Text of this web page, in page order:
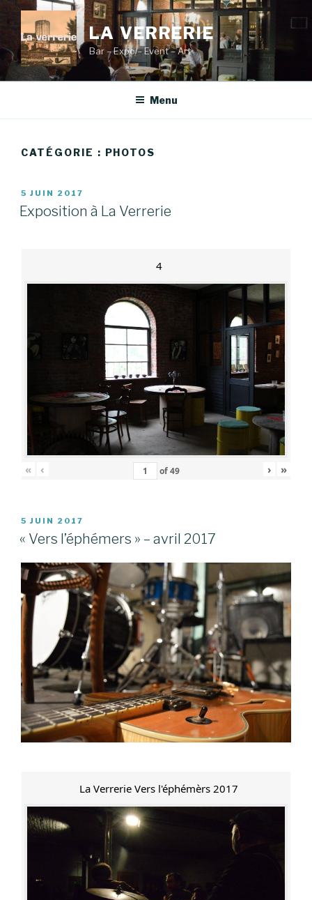
contenu
principal
LA VERRERIE
Bar – Expo – Event – Art
Menu
CATÉGORIE : PHOTOS
PUBLIÉ
LE
5 JUIN 2017
Exposition à La Verrerie
4
« ‹ of49 › »
PUBLIÉ
LE
5 JUIN 2017
« Vers l’éphémers » – avril 2017
La Verrerie Vers l'éphémèrs 2017